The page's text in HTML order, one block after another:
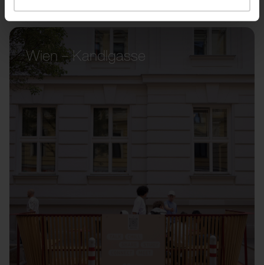
Wien – Kandlgasse